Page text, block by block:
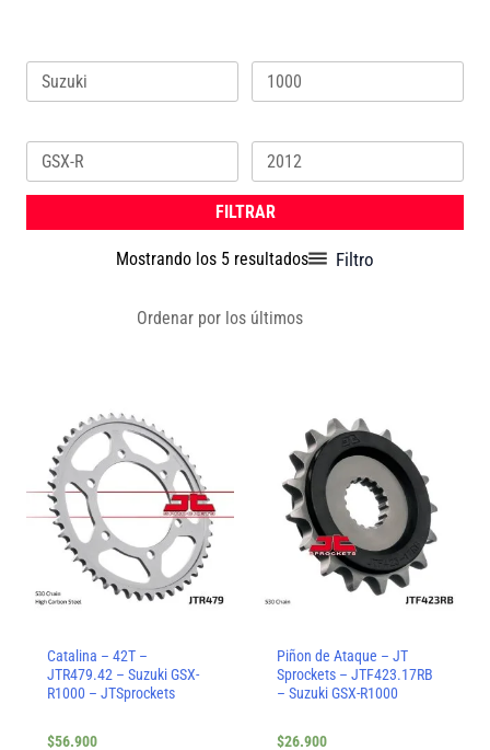
FILTRAR
Mostrando los 5 resultados Filtro
Catalina – 42T –
JTR479.42 – Suzuki GSX-
R1000 – JTSprockets
$56.900
Piñon de Ataque – JT
Sprockets – JTF423.17RB
– Suzuki GSX-R1000
$26.900